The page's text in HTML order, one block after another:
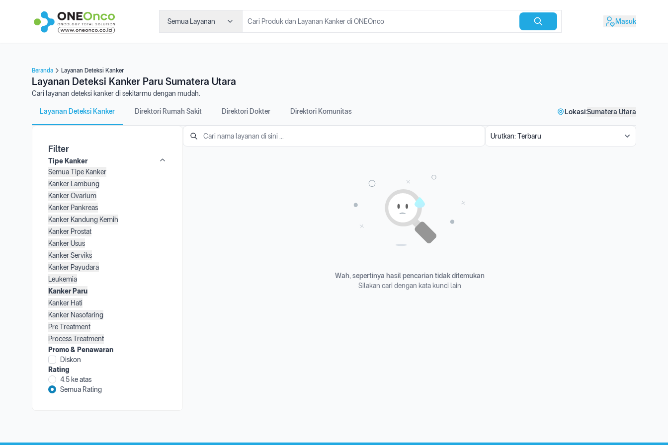
Semua Layanan Masuk
Beranda Layanan Deteksi Kanker
Layanan Deteksi Kanker Paru Sumatera Utara
Cari layanan deteksi kanker di sekitarmu dengan mudah.
Layanan Deteksi Kanker Direktori Rumah Sakit Direktori Dokter Direktori Komunitas Lokasi:Sumatera Utara
Filter
Tipe Kanker
Semua Tipe Kanker
Kanker Lambung
Kanker Ovarium
Kanker Pankreas
Kanker Kandung Kemih
Kanker Prostat
Kanker Usus
Kanker Serviks
Kanker Payudara
Leukemia
Kanker Paru
Kanker Hati
Kanker Nasofaring
Pre Treatment
Process Treatment
Promo & Penawaran
Diskon
Rating
4.5 ke atas
Semua Rating
Wah, sepertinya hasil pencarian tidak ditemukan
Silakan cari dengan kata kunci lain